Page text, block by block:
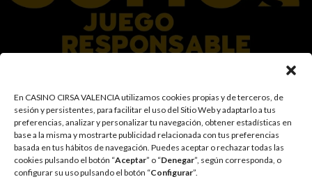
En CASINO CIRSA VALENCIA utilizamos cookies propias y de terceros, de
sesión y persistentes, para facilitar el uso del Sitio Web y adaptarlo a tus
preferencias, analizar y personalizar tu navegación, obtener estadísticas en
base a la misma y mostrarte publicidad relacionada con tus preferencias
basada en tus hábitos de navegación. Puedes aceptar o rechazar todas las
cookies pulsando el botón “Aceptar” o “Denegar”, según corresponda, o
configurar su uso pulsando el botón “Configurar”.
En el Grupo CIRSA promovemos una actitud responsable hacia el juego,
garantizando un entorno seguro y transparente para nuestros clientes y
facilitamos medidas e información para que el juego sea siempre diversión y
entretenimiento, sin utilizarse como vía para afrontar problemas económicos
o emocionales. El acceso está prohibido a menores de 18 años y a las
personas con acceso restringido conforme a los registros de prohibición y/o
autoexclusión que resulten aplicables. También trabajamos para reforzar una
cultura de prevención y concienciación sobre los posibles trastornos